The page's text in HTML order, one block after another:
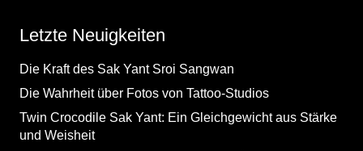
Letzte Neuigkeiten
Die Kraft des Sak Yant Sroi Sangwan
Die Wahrheit über Fotos von Tattoo-Studios
Twin Crocodile Sak Yant: Ein Gleichgewicht aus Stärke
und Weisheit